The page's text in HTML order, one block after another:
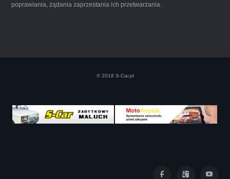
naprawde ludzki, nie zdziera, nie oszukuje.
poprawiania, żądania zaprzestania ich przetwarzania.
© 2018 S-Car.pl